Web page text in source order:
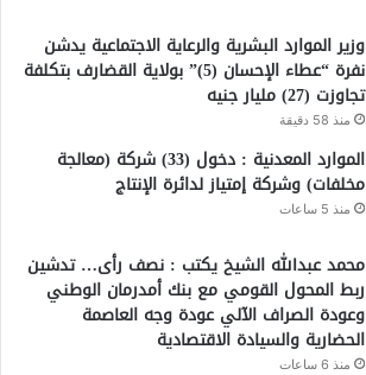
وزير الموارد البشرية والرعاية الاجتماعية يدشن
نفرة “عطاء الإحسان (5)” بولاية القضارف بتكلفة
تجاوزت (27) مليار جنيه
منذ 58 دقيقة
الموارد المعدنية : دخول (33) شركة (معالجة
مخلفات) وشركة إمتياز لدائرة الإنتاج
منذ 5 ساعات
محمد عبدالله الشيخ يكتب : نصف رأى… تدشين
ربط المحول القومي مع بنك أمدرمان الوطني
وعودة الصراف الآلي عودة وجه العاصمة
الحضارية والسيادة الاقتصادية
منذ 6 ساعات